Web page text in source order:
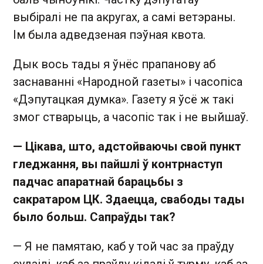
выбіралі не па акругах, а самі ветэраны.
Ім была адведзеная пэўная квота.
Дык вось тады я ўнёс прапанову аб
заснаванні «Народной газеты» і часопіса
«Дэпутацкая думка». Газету я ўсё ж такі
змог стварыць, а часопіс так і не выйшаў.
— Цікава, што, адстойваючы свой пункт
гледжання, вы пайшлі ў контрнаступ
падчас апаратнай барацьбы з
сакратаром ЦК. Здаецца, свабоды тады
было больш. Сапраўды так?
— Я не памятаю, каб у той час за праўду